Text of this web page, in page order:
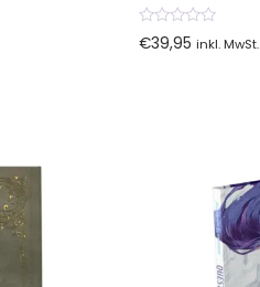
0
von
€39,95 inkl. MwSt.